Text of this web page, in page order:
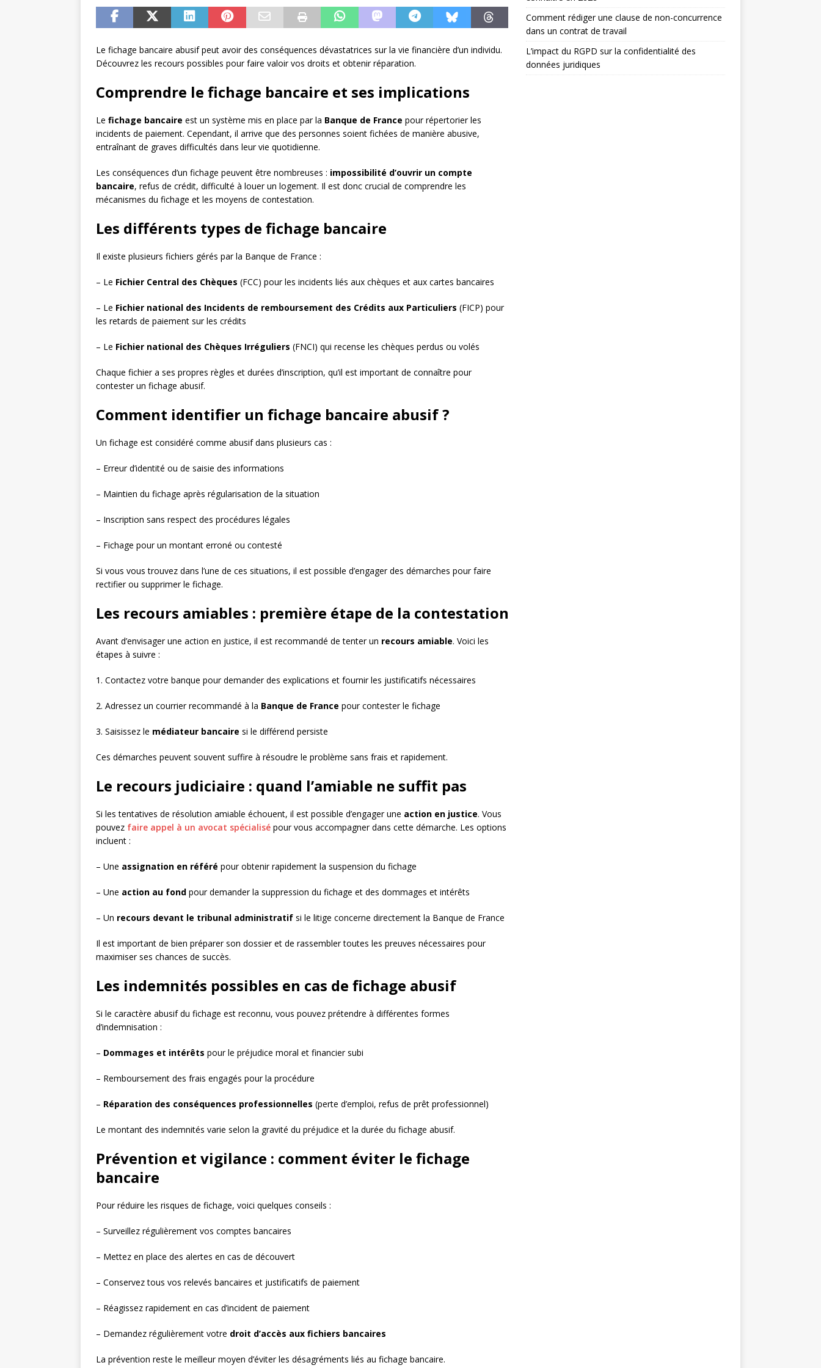
Le fichage bancaire abusif peut avoir des conséquences dévastatrices sur la vie financière d’un individu.
Découvrez les recours possibles pour faire valoir vos droits et obtenir réparation.
Comprendre le fichage bancaire et ses implications
Le fichage bancaire est un système mis en place par la Banque de France pour répertorier les
incidents de paiement. Cependant, il arrive que des personnes soient fichées de manière abusive,
entraînant de graves difficultés dans leur vie quotidienne.
Les conséquences d’un fichage peuvent être nombreuses : impossibilité d’ouvrir un compte
bancaire, refus de crédit, difficulté à louer un logement. Il est donc crucial de comprendre les
mécanismes du fichage et les moyens de contestation.
Les différents types de fichage bancaire
Il existe plusieurs fichiers gérés par la Banque de France :
– Le Fichier Central des Chèques (FCC) pour les incidents liés aux chèques et aux cartes bancaires
– Le Fichier national des Incidents de remboursement des Crédits aux Particuliers (FICP) pour
les retards de paiement sur les crédits
– Le Fichier national des Chèques Irréguliers (FNCI) qui recense les chèques perdus ou volés
Chaque fichier a ses propres règles et durées d’inscription, qu’il est important de connaître pour
contester un fichage abusif.
Comment identifier un fichage bancaire abusif ?
Un fichage est considéré comme abusif dans plusieurs cas :
– Erreur d’identité ou de saisie des informations
– Maintien du fichage après régularisation de la situation
– Inscription sans respect des procédures légales
– Fichage pour un montant erroné ou contesté
Si vous vous trouvez dans l’une de ces situations, il est possible d’engager des démarches pour faire
rectifier ou supprimer le fichage.
Les recours amiables : première étape de la contestation
Avant d’envisager une action en justice, il est recommandé de tenter un recours amiable. Voici les
étapes à suivre :
1. Contactez votre banque pour demander des explications et fournir les justificatifs nécessaires
2. Adressez un courrier recommandé à la Banque de France pour contester le fichage
3. Saisissez le médiateur bancaire si le différend persiste
Ces démarches peuvent souvent suffire à résoudre le problème sans frais et rapidement.
Le recours judiciaire : quand l’amiable ne suffit pas
Si les tentatives de résolution amiable échouent, il est possible d’engager une action en justice. Vous
pouvez faire appel à un avocat spécialisé pour vous accompagner dans cette démarche. Les options
incluent :
– Une assignation en référé pour obtenir rapidement la suspension du fichage
– Une action au fond pour demander la suppression du fichage et des dommages et intérêts
– Un recours devant le tribunal administratif si le litige concerne directement la Banque de France
Il est important de bien préparer son dossier et de rassembler toutes les preuves nécessaires pour
maximiser ses chances de succès.
Les indemnités possibles en cas de fichage abusif
Si le caractère abusif du fichage est reconnu, vous pouvez prétendre à différentes formes
d’indemnisation :
– Dommages et intérêts pour le préjudice moral et financier subi
– Remboursement des frais engagés pour la procédure
– Réparation des conséquences professionnelles (perte d’emploi, refus de prêt professionnel)
Le montant des indemnités varie selon la gravité du préjudice et la durée du fichage abusif.
Prévention et vigilance : comment éviter le fichage
bancaire
Pour réduire les risques de fichage, voici quelques conseils :
– Surveillez régulièrement vos comptes bancaires
– Mettez en place des alertes en cas de découvert
– Conservez tous vos relevés bancaires et justificatifs de paiement
– Réagissez rapidement en cas d’incident de paiement
– Demandez régulièrement votre droit d’accès aux fichiers bancaires
La prévention reste le meilleur moyen d’éviter les désagréments liés au fichage bancaire.
Comment rédiger une clause de non-concurrence
dans un contrat de travail
L’impact du RGPD sur la confidentialité des
données juridiques